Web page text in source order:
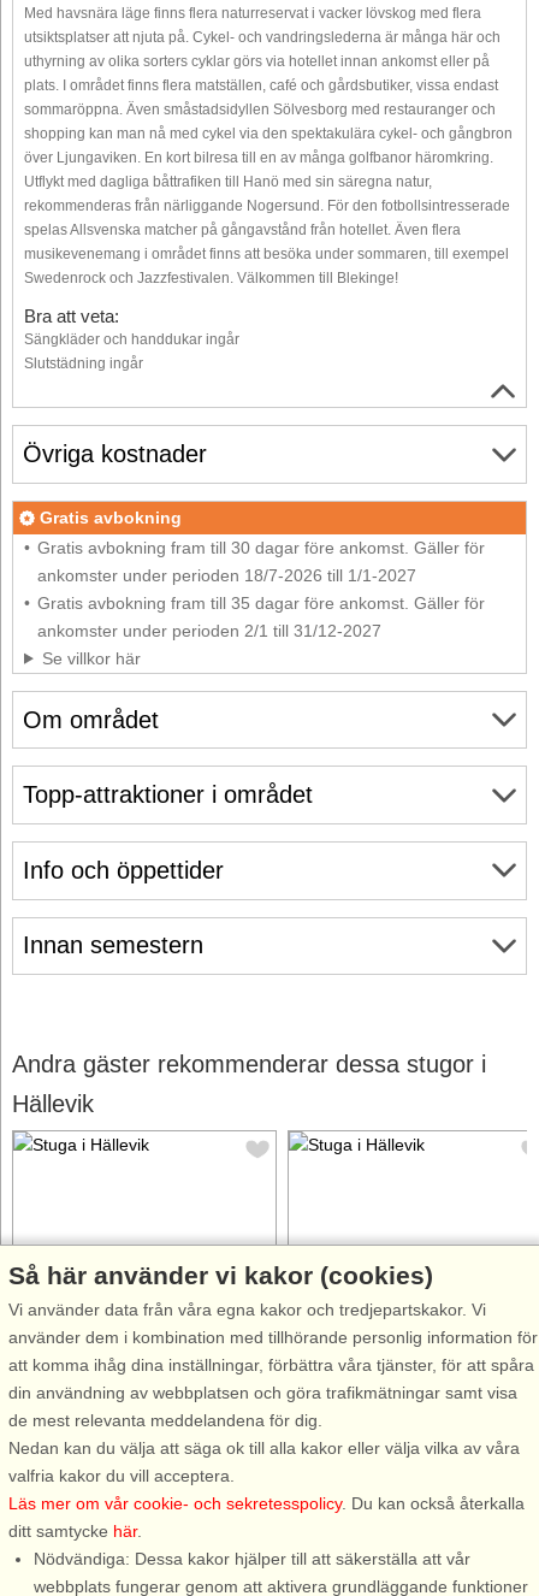
Med havsnära läge finns flera naturreservat i vacker lövskog med flera
utsiktsplatser att njuta på. Cykel- och vandringslederna är många här och
uthyrning av olika sorters cyklar görs via hotellet innan ankomst eller på
plats. I området finns flera matställen, café och gårdsbutiker, vissa endast
sommaröppna. Även småstadsidyllen Sölvesborg med restauranger och
shopping kan man nå med cykel via den spektakulära cykel- och gångbron
över Ljungaviken. En kort bilresa till en av många golfbanor häromkring.
Utflykt med dagliga båttrafiken till Hanö med sin säregna natur,
rekommenderas från närliggande Nogersund. För den fotbollsintresserade
spelas Allsvenska matcher på gångavstånd från hotellet. Även flera
musikevenemang i området finns att besöka under sommaren, till exempel
Swedenrock och Jazzfestivalen. Välkommen till Blekinge!
Bra att veta:
Sängkläder och handdukar ingår
Slutstädning ingår
Om området
Info och öppettider
Innan semestern
Övriga kostnader
Gratis avbokning
Gratis avbokning fram till 30 dagar före ankomst. Gäller för
ankomster under perioden 18/7-2026 till 1/1-2027
Gratis avbokning fram till 35 dagar före ankomst. Gäller för
ankomster under perioden 2/1 till 31/12-2027
Se villkor här
Topp-attraktioner i området
Andra gäster rekommenderar dessa stugor i
Hällevik
Stugnr: 58883
Hällevik
8 personer, 56 m²
70 m till sjö/hav:.
Välkommen att bo i vackra
Hällevik på Listerlandets
sydligaste del. Underbar natur
vid Östersjökusten med den vita
sandstranden att få återhämta
sig vid under alla årets
månader. Nybyggda Hanöhus
Stugnr: 58828
Hällevik
2 personer, 9 m²
70 m till sjö/hav:.
Välkommen att bo i vackra
Hällevik på Listerlandets
vid Östersjökusten med den
sig vid under alla årets
månader. Nybyggda Hanöhus
Så här använder vi kakor (cookies)
Vi använder data från våra egna kakor och tredjepartskakor. Vi
använder dem i kombination med tillhörande personlig information för
att komma ihåg dina inställningar, förbättra våra tjänster, för att spåra
din användning av webbplatsen och göra trafikmätningar samt visa
de mest relevanta meddelandena för dig.
Nedan kan du välja att säga ok till alla kakor eller välja vilka av våra
valfria kakor du vill acceptera.
Läs mer om vår cookie- och sekretesspolicy. Du kan också återkalla
ditt samtycke här.
Nödvändiga: Dessa kakor hjälper till att säkerställa att vår
webbplats fungerar genom att aktivera grundläggande funktioner